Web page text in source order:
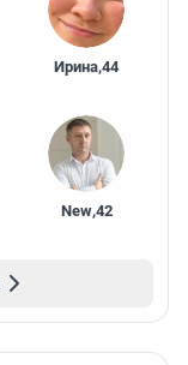
Ирина,44
New,42